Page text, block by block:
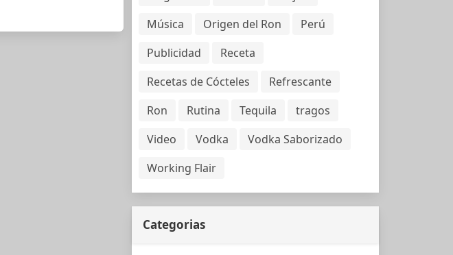
Música
Origen del Ron
Perú
Publicidad
Receta
Recetas de Cócteles
Refrescante
Ron
Rutina Tequila
tragos
Video
Vodka
Vodka Saborizado
Working Flair
Categorias